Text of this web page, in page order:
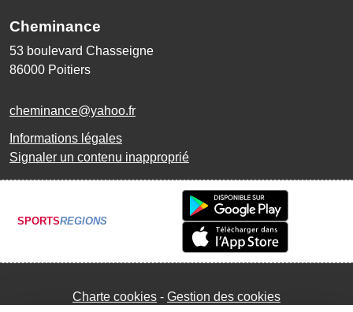
Cheminance
53 boulevard Chasseigne
86000 Poitiers
cheminance@yahoo.fr
Informations légales
Signaler un contenu inapproprié
SPORTSREGIONS
Charte cookies Gestion des cookies